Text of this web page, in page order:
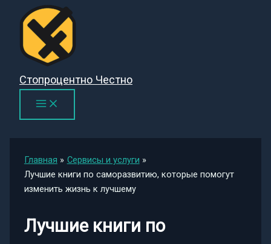
Перейти
содержимому
Стопроцентно Честно
Главная
Сервисы и услуги
Лучшие книги по саморазвитию, которые помогут
изменить жизнь к лучшему
Лучшие книги по